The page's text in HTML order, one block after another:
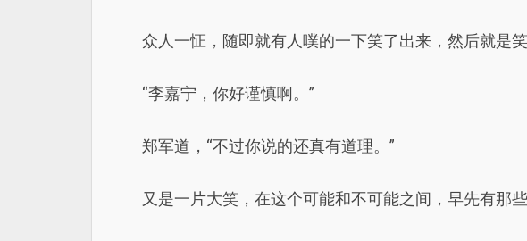
众人一怔，随即就有人噗的一下笑了出来，然后就是笑
“李嘉宁，你好谨慎啊。”
郑军道，“不过你说的还真有道理。”
又是一片大笑，在这个可能和不可能之间，早先有那